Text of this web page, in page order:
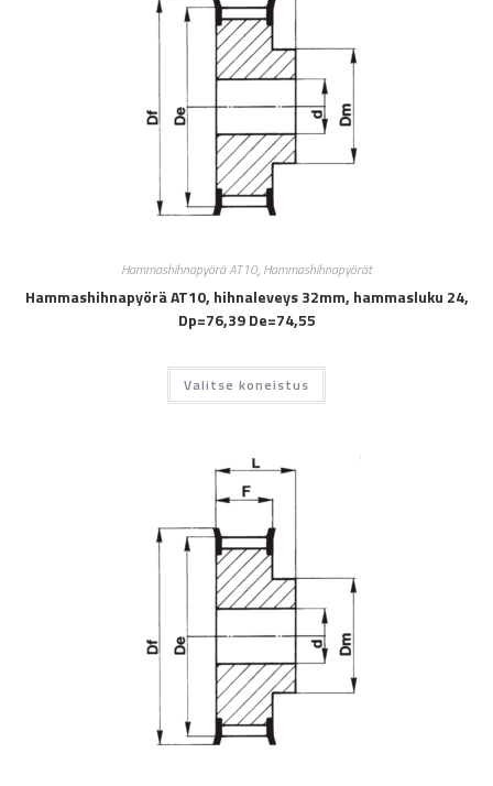
Hammashihnapyörä AT10, Hammashihnapyörät
Hammashihnapyörä AT10, hihnaleveys 32mm, hammasluku 24,
Dp=76,39 De=74,55
Valitse koneistus